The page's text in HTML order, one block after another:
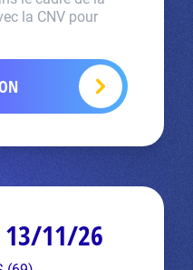
la CNV pour
11/26